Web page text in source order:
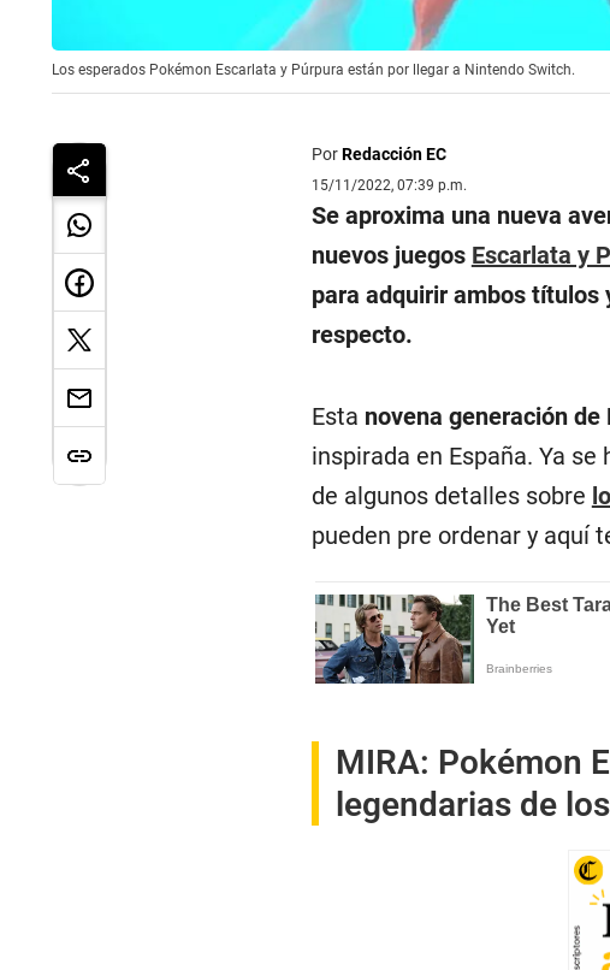
Los esperados Pokémon Escarlata y Púrpura están por llegar a Nintendo Switch.
PorRedacción EC
15/11/2022, 07:39 p.m.
Se aproxima una nueva
nuevos juegos Escarlata y
para adquirir ambos títulos
respecto.
Esta novena generación de
inspirada en España. Ya
de algunos detalles sobre
pueden pre ordenar y aquí
MIRA: Pokémon
legendarias de